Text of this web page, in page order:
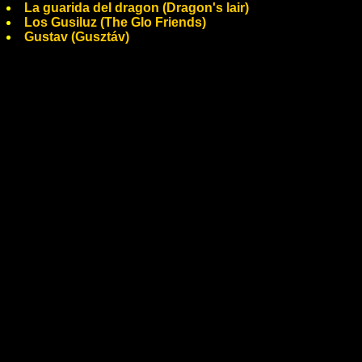
La guarida del dragon (Dragon's lair)
Los Gusiluz (The Glo Friends)
Gustav (Gusztáv)